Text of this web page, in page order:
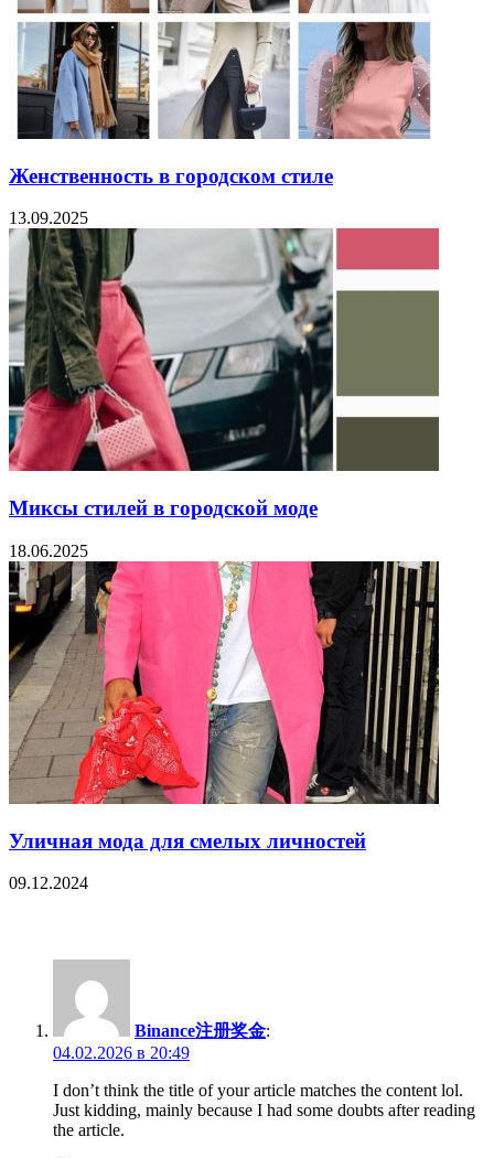
Женственность в городском стиле
13.09.2025
Миксы стилей в городской моде
18.06.2025
Уличная мода для смелых личностей
09.12.2024
Binance注册奖金:
04.02.2026 в 20:49
I don’t think the title of your article matches the content lol.
Just kidding, mainly because I had some doubts after reading
the article.